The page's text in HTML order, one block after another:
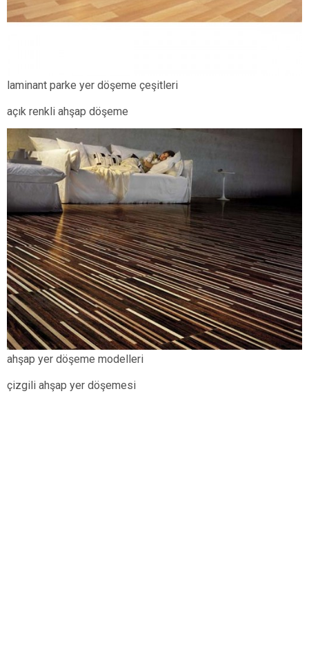
laminant parke yer döşeme çeşitleri
açık renkli ahşap döşeme
ahşap yer döşeme modelleri
çizgili ahşap yer döşemesi